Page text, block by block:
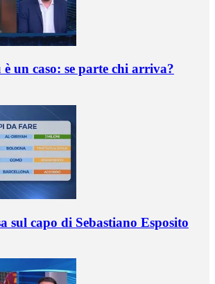
un caso: se parte chi arriva?
sul capo di Sebastiano Esposito